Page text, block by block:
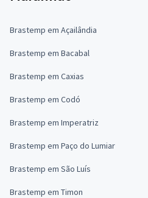
Brastemp em Açailândia
Brastemp em Bacabal
Brastemp em Caxias
Brastemp em Codó
Brastemp em Imperatriz
Brastemp em Paço do Lumiar
Brastemp em São Luís
Brastemp em Timon